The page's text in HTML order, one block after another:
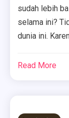
sudah lebih
selama ini?
dunia ini.
Read More